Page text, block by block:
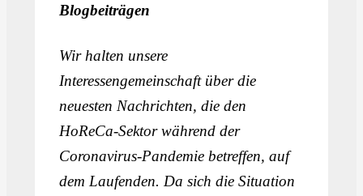
Blogbeiträgen
Wir halten unsere
Interessengemeinschaft über die
neuesten Nachrichten, die den
HoReCa-Sektor während der
Coronavirus-Pandemie betreffen, auf
dem Laufenden. Da sich die Situation